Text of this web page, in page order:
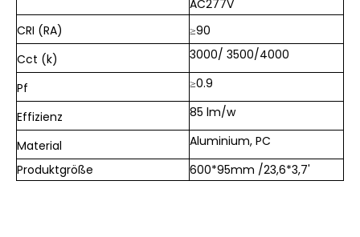
AC277V
CRI (RA)
≥90
Cct (k)
3000/ 3500/4000
Pf ≥0.9
Effizienz 85 lm/w
Material
Aluminium, PC
Produktgröße
600*95mm /23,6*3,7'